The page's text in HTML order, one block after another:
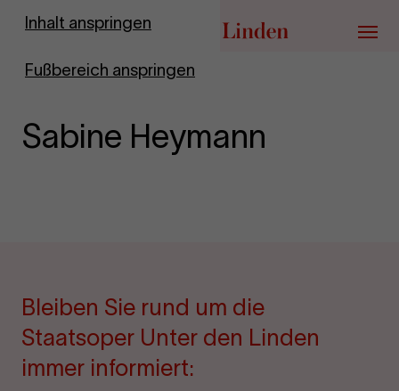
Inhalt anspringen
Fußbereich anspringen
Zur Startseite
Menü
Sabine Heymann
Bleiben Sie rund um die
Staatsoper Unter den Linden
immer informiert: